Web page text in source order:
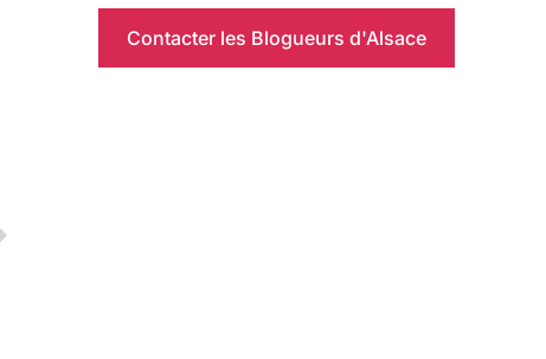
Contacter les Blogueurs d'Alsace